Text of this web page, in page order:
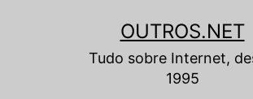
OUTROS.NET
Tudo sobre Internet,
1995